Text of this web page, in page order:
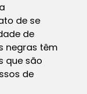
de se
de
negras têm
que são
de